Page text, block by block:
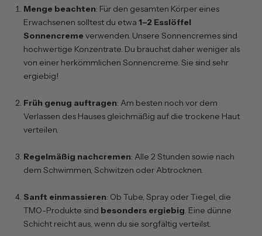
Menge beachten: Für den gesamten Körper eines
Erwachsenen solltest du etwa 1–2 Esslöffel
Sonnencreme verwenden. Unsere Sonnencremes sind
hochwertige Konzentrate. Du brauchst daher weniger als
von einer herkömmlichen Sonnencreme. Sie sind sehr
ergiebig!
Früh genug auftragen: Am besten noch vor dem
Verlassen des Hauses gleichmäßig auf die trockene Haut
verteilen.
Regelmäßig nachcremen: Alle 2 Stunden sowie nach
dem Schwimmen, Schwitzen oder Abtrocknen.
Sanft einmassieren: Ob Tube, Spray oder Tiegel, die
TMO-Produkte sind besonders ergiebig. Eine dünne
Schicht reicht aus, wenn du sie sorgfältig verteilst.